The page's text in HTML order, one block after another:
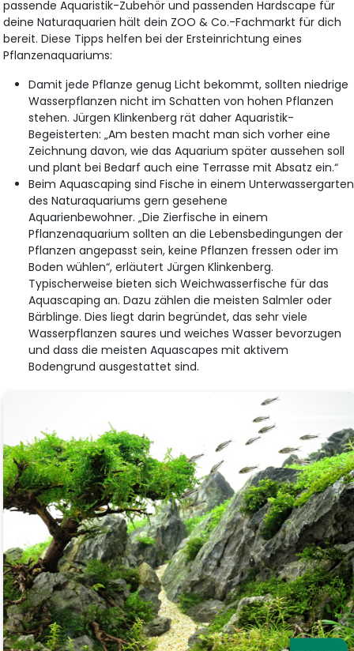
passende Aquaristik-Zubehör und passenden Hardscape für
deine Naturaquarien hält dein ZOO & Co.-Fachmarkt für dich
bereit. Diese Tipps helfen bei der Ersteinrichtung eines
Pflanzenaquariums:
Damit jede Pflanze genug Licht bekommt, sollten niedrige
Wasserpflanzen nicht im Schatten von hohen Pflanzen
stehen. Jürgen Klinkenberg rät daher Aquaristik-
Begeisterten: „Am besten macht man sich vorher eine
Zeichnung davon, wie das Aquarium später aussehen soll
und plant bei Bedarf auch eine Terrasse mit Absatz ein.“
Beim Aquascaping sind Fische in einem Unterwassergarten
des Naturaquariums gern gesehene
Aquarienbewohner. „Die Zierfische in einem
Pflanzenaquarium sollten an die Lebensbedingungen der
Pflanzen angepasst sein, keine Pflanzen fressen oder im
Boden wühlen“, erläutert Jürgen Klinkenberg.
Typischerweise bieten sich Weichwasserfische für das
Aquascaping an. Dazu zählen die meisten Salmler oder
Bärblinge. Dies liegt darin begründet, das sehr viele
Wasserpflanzen saures und weiches Wasser bevorzugen
und dass die meisten Aquascapes mit aktivem
Bodengrund ausgestattet sind.